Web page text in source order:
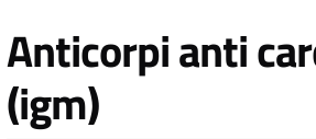
Anticorpi anti
(igm)